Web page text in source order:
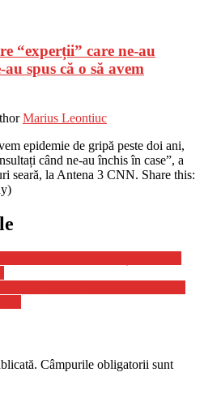
“experții” care ne-au
spus că o să avem
Marius Leontiuc
epidemie de gripă peste doi ani,
când ne-au închis în case”, a
seară, la Antena 3 CNN. Share this:
Câmpurile obligatorii sunt